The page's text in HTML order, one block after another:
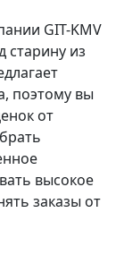
GIT-KMV
старину из
поэтому вы
от
высокое
заказы от